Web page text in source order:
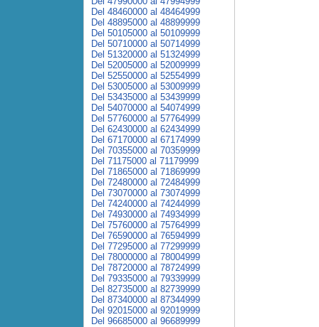
Del 48460000 al 48464999
Del 48895000 al 48899999
Del 50105000 al 50109999
Del 50710000 al 50714999
Del 51320000 al 51324999
Del 52005000 al 52009999
Del 52550000 al 52554999
Del 53005000 al 53009999
Del 53435000 al 53439999
Del 54070000 al 54074999
Del 57760000 al 57764999
Del 62430000 al 62434999
Del 67170000 al 67174999
Del 70355000 al 70359999
Del 71175000 al 71179999
Del 71865000 al 71869999
Del 72480000 al 72484999
Del 73070000 al 73074999
Del 74240000 al 74244999
Del 74930000 al 74934999
Del 75760000 al 75764999
Del 76590000 al 76594999
Del 77295000 al 77299999
Del 78000000 al 78004999
Del 78720000 al 78724999
Del 79335000 al 79339999
Del 82735000 al 82739999
Del 87340000 al 87344999
Del 92015000 al 92019999
Del 96685000 al 96689999